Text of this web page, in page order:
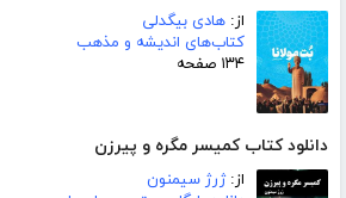
از: هادی بیگدلی
کتاب‌های اندیشه و مذهب
۱۳۴ صفحه
دانلود کتاب کمیسر مگره و پیرزن
از:ژرژ سیمنون